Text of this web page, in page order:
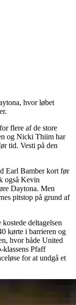
hvor løbet
flere af de store
og Nicki Thiim har
tid. Vesti på den
Earl Bamber kort før
også Kevin
Daytona. Men
pitstop på grund af
deltagelsen
kørte i barrieren og
hvor både United
Pfaff
for at undgå et